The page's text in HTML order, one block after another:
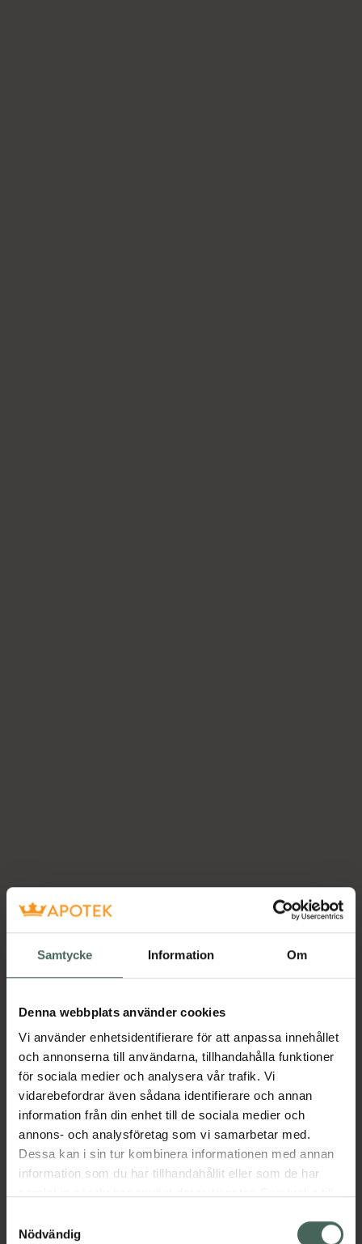
Samtycke Information Om
Denna webbplats använder cookies
Vi använder enhetsidentifierare för att anpassa innehållet
och annonserna till användarna, tillhandahålla funktioner
för sociala medier och analysera vår trafik. Vi
vidarebefordrar även sådana identifierare och annan
information från din enhet till de sociala medier och
annons- och analysföretag som vi samarbetar med.
Dessa kan i sin tur kombinera informationen med annan
information som du har tillhandahållit eller som de har
återkalla ditt samtycke via webbplatsens
Nödvändig